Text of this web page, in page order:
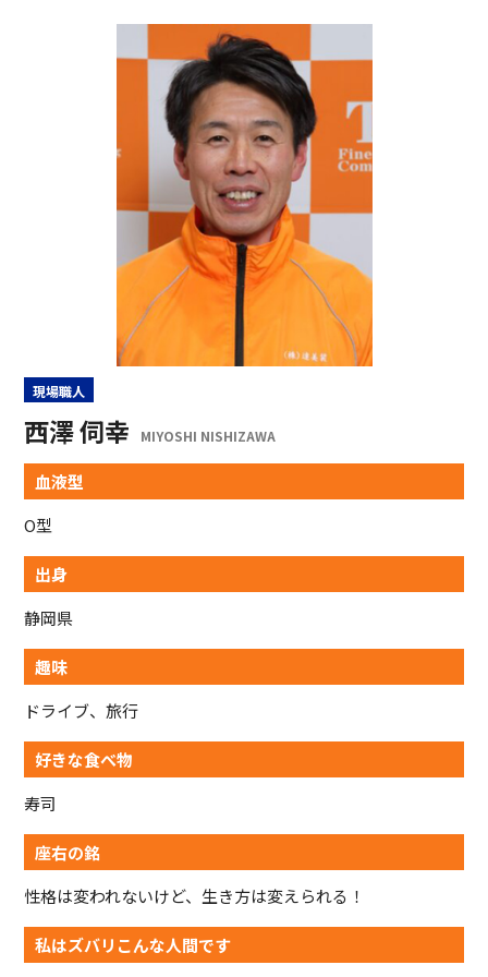
現場職人
西澤 伺幸 MIYOSHI NISHIZAWA
血液型
O型
出身
静岡県
趣味
ドライブ、旅行
好きな食べ物
寿司
座右の銘
性格は変われないけど、生き方は変えられる！
私はズバリこんな人間です